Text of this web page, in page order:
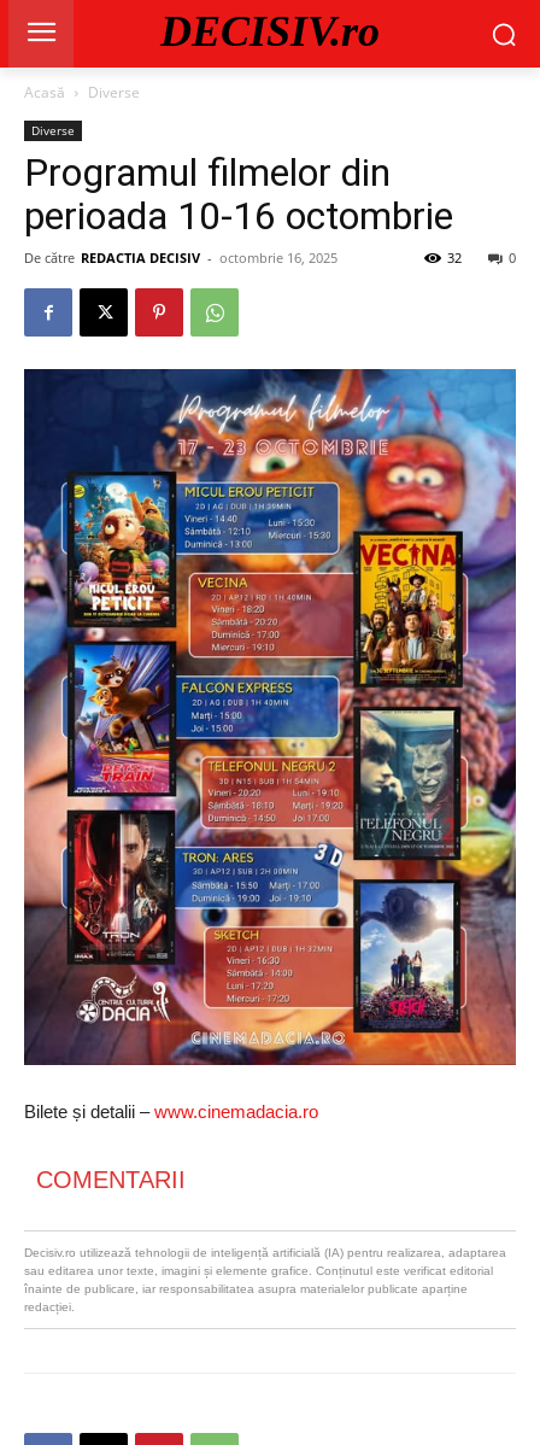
DECISIV.ro
Acasă Diverse
Diverse
Programul filmelor din
perioada 10-16 octombrie
De către REDACTIA DECISIV - octombrie 16, 2025 0
32
Bilete și detalii –www.cinemadacia.ro
COMENTARII
Decisiv.ro utilizează tehnologii de inteligență artificială (IA) pentru realizarea, adaptarea
sau editarea unor texte, imagini și elemente grafice. Conținutul este verificat editorial
înainte de publicare, iar responsabilitatea asupra materialelor publicate aparține
redacției.